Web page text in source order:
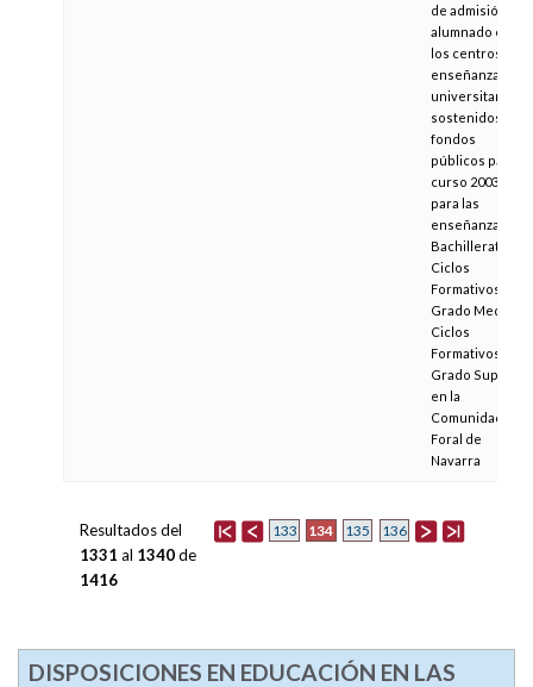
de admisión de
alumnado en
los centros de
enseñanzas no
universitarias
sostenidos con
fondos
públicos para el
curso 2003/2004
para las
enseñanzas de
Bachillerato,
Ciclos
Formativos de
Grado Medio y
Ciclos
Formativos de
Grado Superior
en la
Comunidad
Foral de
Navarra
133 134 135 136
Resultados del
1331 al 1340de
1416
DISPOSICIONES EN EDUCACIÓN EN LAS